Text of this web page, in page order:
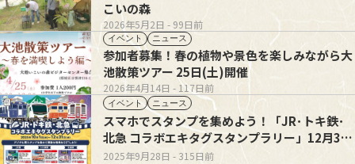
2026年5月2日 - 99日前
こいの森
イベント ニュース
2026年4月14日 - 117日前
参加者募集！春の植物や景色を楽しみながら大
池散策ツアー 25日(土)開催
イベント ニュース
2025年9月28日 - 315日前
スマホでスタンプを集めよう！「JR･トキ鉄･
北急 コラボエキタグスタンプラリー」12月31
日まで開催